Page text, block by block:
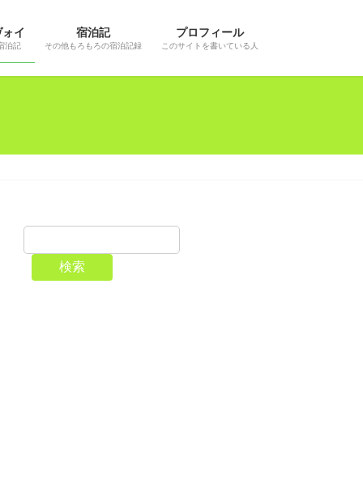
イ
泊記
宿泊記
その他もろもろの宿泊記録
プロフィール
このサイトを書いている人
検索